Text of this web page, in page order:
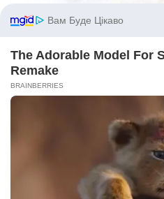
Вам Буде Цікаво
The Adorable Model For
Remake
BRAINBERRIES